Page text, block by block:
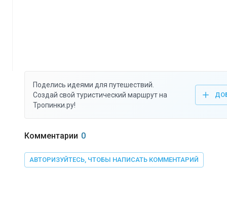
Поделись идеями для путешествий.
Создай свой туристический маршрут на
Тропинки.ру!
Комментарии 0
АВТОРИЗУЙТЕСЬ, ЧТОБЫ НАПИСАТЬ КОММЕНТАРИЙ